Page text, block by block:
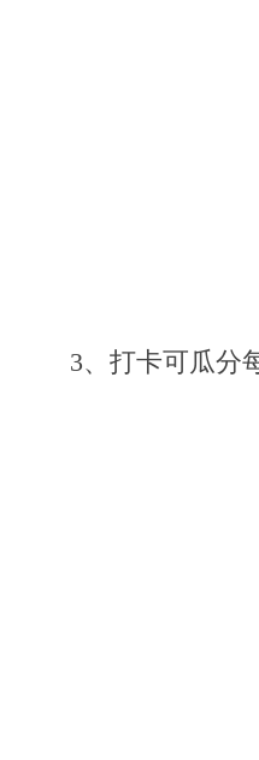
3、打卡可瓜分